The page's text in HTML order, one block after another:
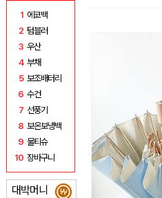
1 에코백
2 텀블러
3 우산
4 부채
5 보조배터리
6 수건
7 선풍기
8 보온보냉백
9 물티슈
10 장바구니
대박머니 ₩